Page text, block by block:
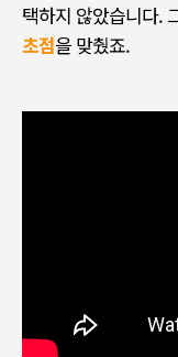
택하지 않았습니다.
초점을 맞췄죠.